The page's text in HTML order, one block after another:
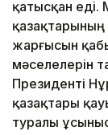
қатысқан
жарғысын
мәселелерін
Президенті
қазақтары
туралы